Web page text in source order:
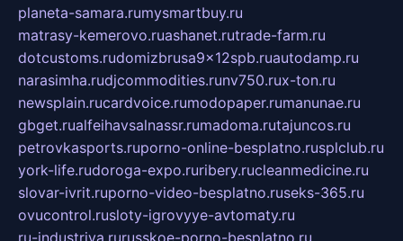
planeta-samara.rumysmartbuy.ru
matrasy-kemerovo.ruashanet.rutrade-farm.ru
dotcustoms.rudomizbrusa9x12spb.ruautodamp.ru
narasimha.rudjcommodities.runv750.rux-ton.ru
newsplain.rucardvoice.rumodopaper.rumanunae.ru
gbget.rualfeihavsalnassr.rumadoma.rutajuncos.ru
petrovkasports.ruporno-online-besplatno.rusplclub.ru
york-life.rudoroga-expo.ruribery.rucleanmedicine.ru
slovar-ivrit.ruporno-video-besplatno.ruseks-365.ru
ovucontrol.rusloty-igrovyye-avtomaty.ru
ru-industriya.rurusskoe-porno-besplatno.ru